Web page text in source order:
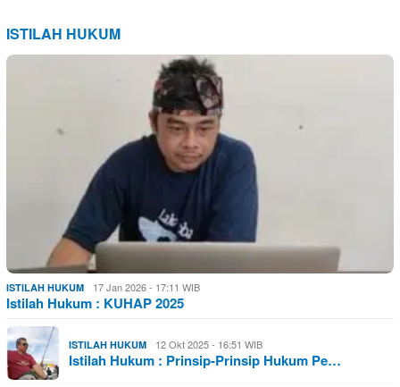
ISTILAH HUKUM
ISTILAH HUKUM 17 Jan 2026 - 17:11 WIB
Istilah Hukum : KUHAP 2025
ISTILAH HUKUM 12 Okt 2025 - 16:51 WIB
Istilah Hukum : Prinsip-Prinsip Hukum Pe…